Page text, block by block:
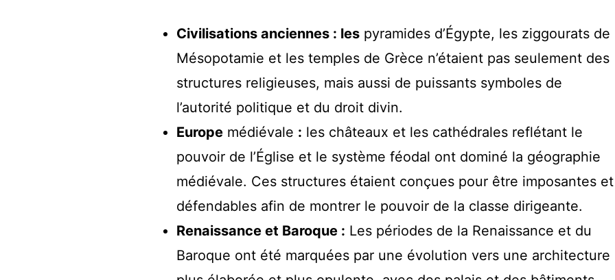
Civilisations anciennes : les pyramides d’Égypte, les ziggourats de
Mésopotamie et les temples de Grèce n’étaient pas seulement des
structures religieuses, mais aussi de puissants symboles de
l’autorité politique et du droit divin.
Europe médiévale : les châteaux et les cathédrales reflétant le
pouvoir de l’Église et le système féodal ont dominé la géographie
médiévale. Ces structures étaient conçues pour être imposantes et
défendables afin de montrer le pouvoir de la classe dirigeante.
Renaissance et Baroque : Les périodes de la Renaissance et du
Baroque ont été marquées par une évolution vers une architecture